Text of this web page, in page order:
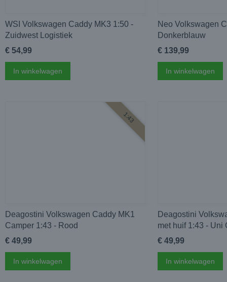
WSI Volkswagen Caddy MK3 1:50 -
Zuidwest Logistiek
€ 54,99
In winkelwagen
Neo Volkswagen
Donkerblauw
€ 139,99
In winkelwagen
1:43
Deagostini Volkswagen Caddy MK1
Camper 1:43 - Rood
€ 49,99
In winkelwagen
Deagostini
met huif 1:43 - Uni
€ 49,99
In winkelwagen